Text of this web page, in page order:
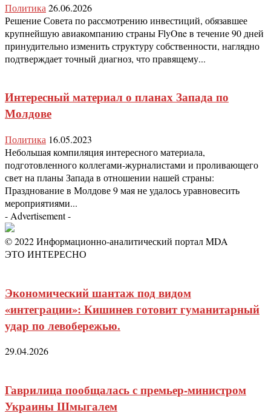
Политика 26.06.2026
Решение Совета по рассмотрению инвестиций, обязавшее
крупнейшую авиакомпанию страны FlyOne в течение 90 дней
принудительно изменить структуру собственности, наглядно
подтверждает точный диагноз, что правящему...
Интересный материал о планах Запада по
Молдове
Политика 16.05.2023
Небольшая компиляция интересного материала,
подготовленного коллегами-журналистами и проливающего
свет на планы Запада в отношении нашей страны:
Празднование в Молдове 9 мая не удалось уравновесить
мероприятиями...
- Advertisement -
© 2022 Информационно-аналитический портал MDA
ЭТО ИНТЕРЕСНО
Экономический шантаж под видом
«интеграции»: Кишинев готовит гуманитарный
удар по левобережью.
29.04.2026
Гаврилица пообщалась с премьер-министром
Украины Шмыгалем